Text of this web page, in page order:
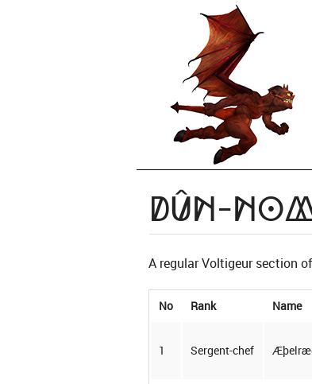
Dûn-
A regular Voltigeur section
No Rank Name
1 Sergent-chef